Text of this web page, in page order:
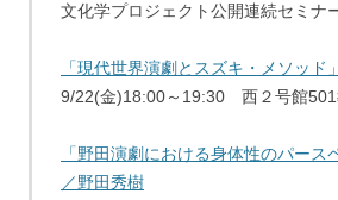
文化学プロジェクト公開連続セミナ
「現代世界演劇とスズキ・メソッド
9/22(金)18:00～19:30 西２号館501
「野田演劇における身体性のパース
／野田秀樹